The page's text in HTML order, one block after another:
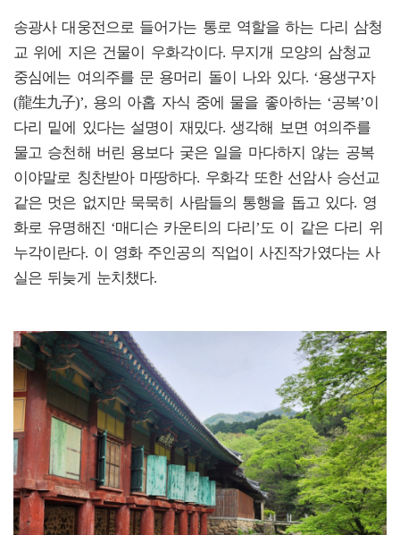
송광사 대웅전으로 들어가는 통로 역할을 하는 다리 삼청
교 위에 지은 건물이 우화각이다. 무지개 모양의 삼청교
중심에는 여의주를 문 용머리 돌이 나와 있다. ‘용생구자
(龍生九子)’, 용의 아홉 자식 중에 물을 좋아하는 ‘공복’이
다리 밑에 있다는 설명이 재밌다. 생각해 보면 여의주를
물고 승천해 버린 용보다 궂은 일을 마다하지 않는 공복
이야말로 칭찬받아 마땅하다. 우화각 또한 선암사 승선교
같은 멋은 없지만 묵묵히 사람들의 통행을 돕고 있다. 영
화로 유명해진 ‘매디슨 카운티의 다리’도 이 같은 다리 위
누각이란다. 이 영화 주인공의 직업이 사진작가였다는 사
실은 뒤늦게 눈치챘다.